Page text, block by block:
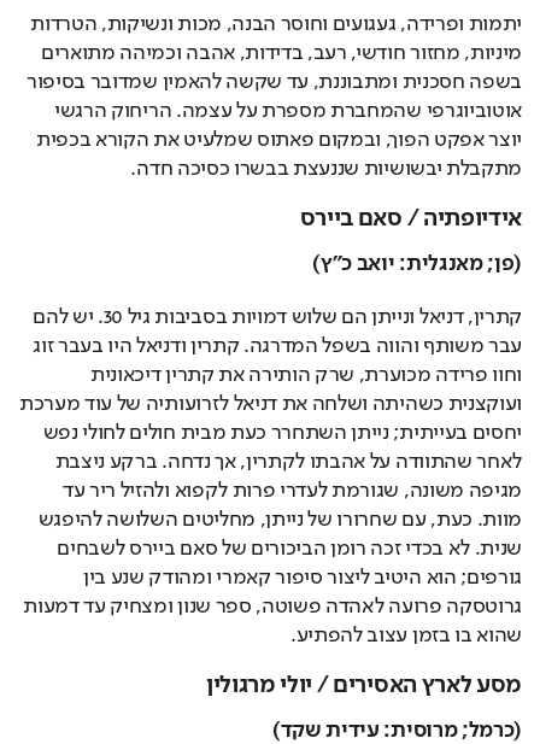
יתמות ופרידה, געגועים וחוסר הבנה, מכות ונשיקות, הטרדות
מיניות, מחזור חודשי, רעב, בדידות, אהבה וכמיהה מתוארים
בשפה חסכנית ומתבוננת, עד שקשה להאמין שמדובר בסיפור
אוטוביוגרפי שהמחברת מספרת על עצמה. הריחוק הרגשי
יוצר אפקט הפוך, ובמקום פאתוס שמלעיט את הקורא בכפית
מתקבלת יבשושיות שננעצת בבשרו כסיכה חדה.
אידיופתיה / סאם ביירס
(פן; מאנגלית: יואב כ"ץ)
קתרין, דניאל ונייתן הם שלוש דמויות בסביבות גיל 30. יש להם
עבר משותף והווה בשפל המדרגה. קתרין ודניאל היו בעבר זוג
וחוו פרידה מכוערת, שרק הותירה את קתרין דיכאונית
ועוקצנית כשהיתה ושלחה את דניאל לזרועותיה של עוד מערכת
יחסים בעייתית; נייתן השתחרר כעת מבית חולים לחולי נפש
לאחר שהתוודה על אהבתו לקתרין, אך נדחה. ברקע ניצבת
מגיפה משונה, שגורמת לעדרי פרות לקפוא ולהזיל ריר עד
מוות. כעת, עם שחרורו של נייתן, מחליטים השלושה להיפגש
שנית. לא בכדי זכה רומן הביכורים של סאם ביירס לשבחים
גורפים; הוא היטיב ליצור סיפור קאמרי ומהודק שנע בין
גרוטסקה פרועה לאהדה פשוטה, ספר שנון ומצחיק עד דמעות
שהוא בו בזמן עצוב להפתיע.
מסע לארץ האסירים / יולי מרגולין
(כרמל; מרוסית: עידית שקד)